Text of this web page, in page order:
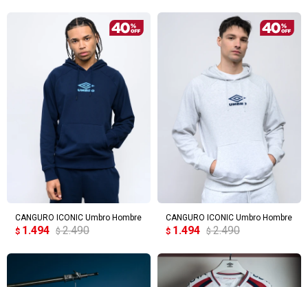
CANGURO ICONIC Umbro Hombre
$ 1.494 $ 2.490
CANGURO ICONIC Umbro Hombre
$ 1.494 $ 2.490